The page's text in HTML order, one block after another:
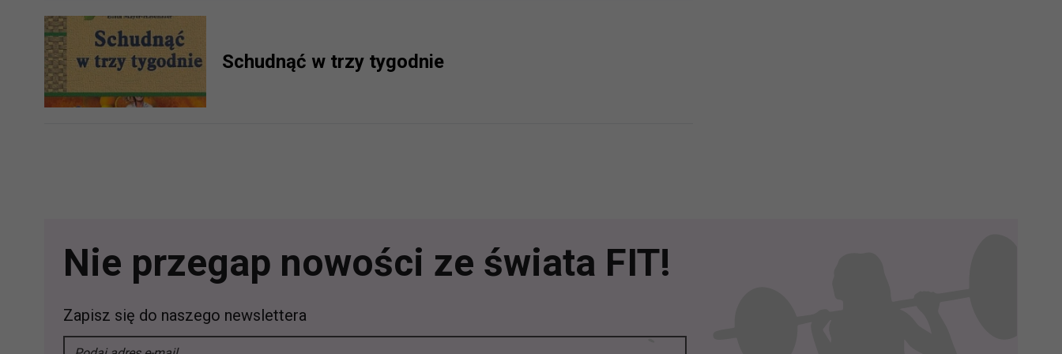
Schudnąć w trzy tygodnie
Nie przegap nowości ze świata FIT!
Zapisz się do naszego newslettera